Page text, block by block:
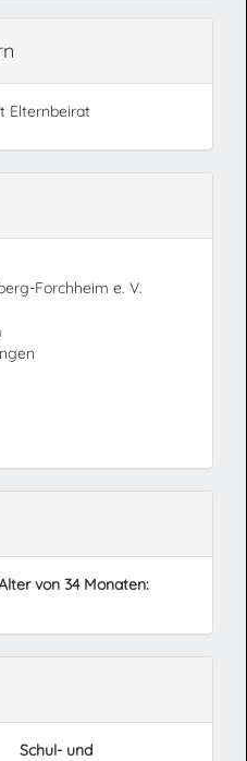
Elternbeirat
Forchheim e. V.
von 34 Monaten:
Schul- und